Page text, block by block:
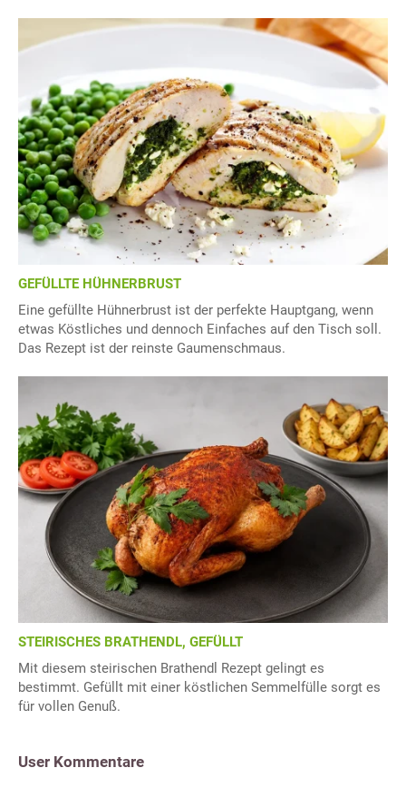
GEFÜLLTE HÜHNERBRUST
Eine gefüllte Hühnerbrust ist der perfekte Hauptgang, wenn
etwas Köstliches und dennoch Einfaches auf den Tisch soll.
Das Rezept ist der reinste Gaumenschmaus.
STEIRISCHES BRATHENDL, GEFÜLLT
Mit diesem steirischen Brathendl Rezept gelingt es
bestimmt. Gefüllt mit einer köstlichen Semmelfülle sorgt es
für vollen Genuß.
User Kommentare